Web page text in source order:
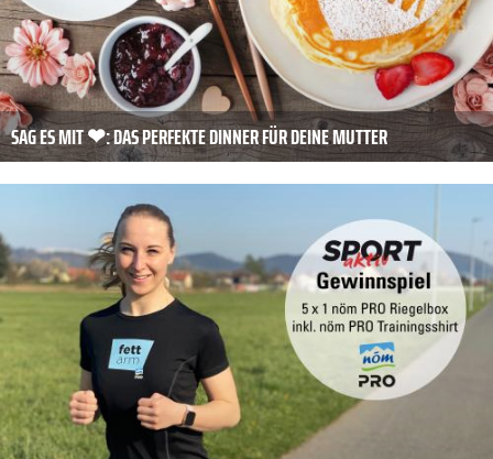
SAG ES MIT ❤: DAS PERFEKTE DINNER FÜR DEINE MUTTER